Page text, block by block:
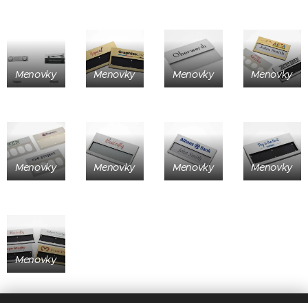
Menovky Menovky Menovky Menovky
Menovky Menovky Menovky Menovky
Menovky